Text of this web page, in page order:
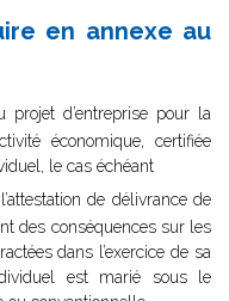
en annexe au
projet d’entreprise pour la
économique, certifiée
le cas échéant
de délivrance de
des conséquences sur les
dans l’exercice de sa
est marié sous le